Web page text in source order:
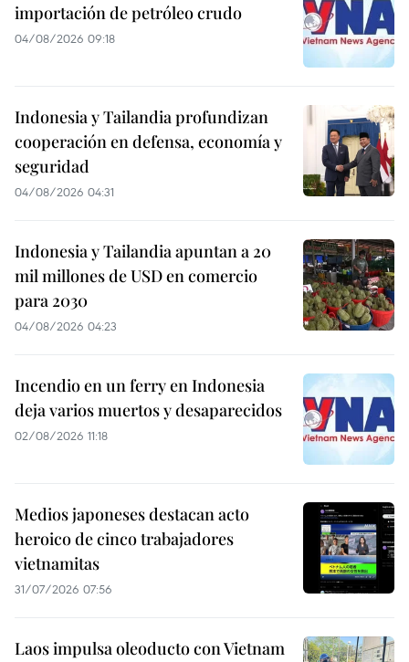
importación de petróleo crudo
04/08/2026 09:18
Indonesia y Tailandia profundizan
cooperación en defensa, economía y
seguridad
04/08/2026 04:31
Indonesia y Tailandia apuntan a 20
mil millones de USD en comercio
para 2030
04/08/2026 04:23
Incendio en un ferry en Indonesia
deja varios muertos y desaparecidos
02/08/2026 11:18
Medios japoneses destacan acto
heroico de cinco trabajadores
vietnamitas
31/07/2026 07:56
Laos impulsa oleoducto con Vietnam